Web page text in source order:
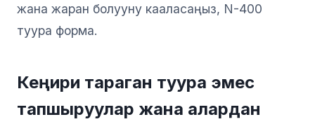
жана жаран болууну кааласаңыз, N-400
туура форма.
Кеңири тараган туура эмес
тапшыруулар жана алардан